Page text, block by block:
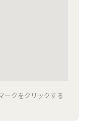
ークをクリックする